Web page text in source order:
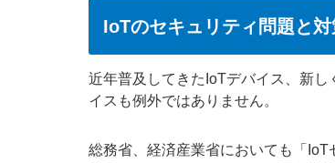
IoTのセキュリティ問題と対
近年普及してきたIoTデバイス、新
イスも例外ではありません。
総務省、経済産業省においても「